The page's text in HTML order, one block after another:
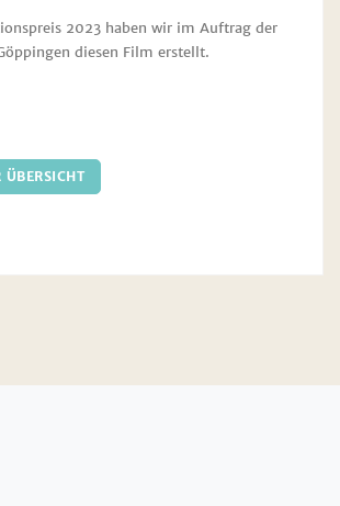
2023 haben wir im Auftrag der
diesen Film erstellt.